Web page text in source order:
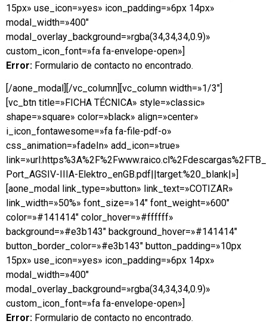
15px» use_icon=»yes» icon_padding=»6px 14px»
modal_width=»400″
modal_overlay_background=»rgba(34,34,34,0.9)»
custom_icon_font=»fa fa-envelope-open»]
Error: Formulario de contacto no encontrado.
[/aone_modal][/vc_column][vc_column width=»1/3″]
[vc_btn title=»FICHA TÉCNICA» style=»classic»
shape=»square» color=»black» align=»center»
i_icon_fontawesome=»fa fa-file-pdf-o»
css_animation=»fadeIn» add_icon=»true»
Port_AGSIV-IIIA-Elektro_enGB.pdf||target:%20_blank|»]
[aone_modal link_type=»button» link_text=»COTIZAR»
link_width=»50%» font_size=»14″ font_weight=»600″
color=»#141414″ color_hover=»#ffffff»
background=»#e3b143″ background_hover=»#141414″
button_border_color=»#e3b143″ button_padding=»10px
15px» use_icon=»yes» icon_padding=»6px 14px»
modal_width=»400″
modal_overlay_background=»rgba(34,34,34,0.9)»
custom_icon_font=»fa fa-envelope-open»]
Error: Formulario de contacto no encontrado.